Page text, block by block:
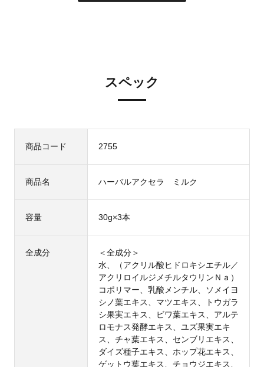
スペック
商品コード 2755
商品名 ハーバルアクセラ ミルク
容量 30g×3本
全成分
＜全成分＞
水、（アクリル酸ヒドロキシエチル／
アクリロイルジメチルタウリンＮａ）
コポリマー、乳酸メンチル、ソメイヨ
シノ葉エキス、マツエキス、トウガラ
シ果実エキス、ビワ葉エキス、アルテ
ロモナス発酵エキス、ユズ果実エキ
ス、チャ葉エキス、センブリエキス、
ダイズ種子エキス、ホップ花エキス、
ゲットウ葉エキス、チョウジエキス、